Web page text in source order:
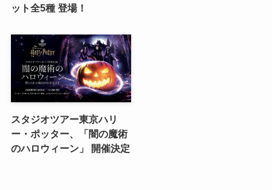
ット全5種 登場！
スタジオツアー東京ハリ
ー・ポッター、「闇の魔術
のハロウィーン」 開催決定